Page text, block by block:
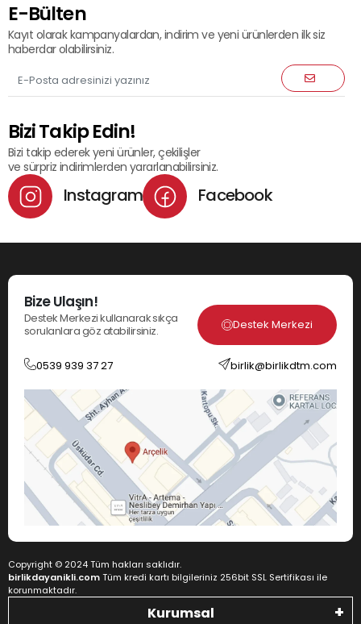
E-Bülten
Kayıt olarak kampanyalardan, indirim ve yeni ürünlerden ilk siz
haberdar olabilirsiniz.
Bizi Takip Edin!
Bizi takip ederek yeni ürünler, çekilişler
ve sürpriz indirimlerden yararlanabilirsiniz.
Instagram Facebook
Bize Ulaşın!
Destek Merkezi kullanarak sıkça
sorulanlara göz atabilirsiniz.
Destek Merkezi
0539 939 37 27 birlik@birlikdtm.com
Copyright © 2024 Tüm hakları saklıdır.
birlikdayanikli.comTüm kredi kartı bilgileriniz 256bit SSL Sertifikası ile
korunmaktadır.
Kurumsal